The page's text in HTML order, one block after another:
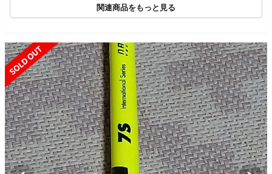
関連商品をもっと見る
SOLD OUT